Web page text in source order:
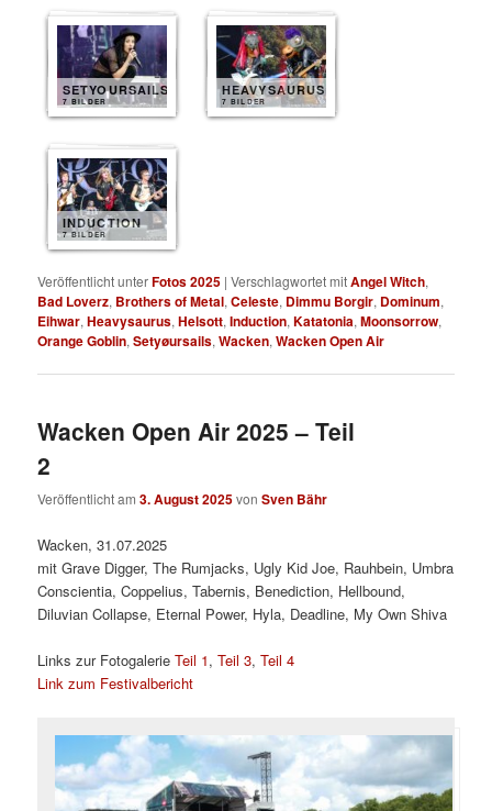
SETYOURSAILS
7 BILDER
HEAVYSAURUS
7 BILDER
INDUCTION
7 BILDER
Veröffentlicht unterFotos 2025 |Verschlagwortet mitAngel Witch,
Bad Loverz, Brothers of Metal,Celeste, Dimmu Borgir, Dominum,
Eihwar,Heavysaurus,Helsott,Induction,Katatonia,Moonsorrow,
Orange Goblin,Setyøursails,Wacken,Wacken Open Air
Wacken Open Air 2025 – Teil
2
Veröffentlicht am3. August 2025vonSven Bähr
Wacken, 31.07.2025
mit Grave Digger, The Rumjacks, Ugly Kid Joe, Rauhbein, Umbra
Conscientia, Coppelius, Tabernis, Benediction, Hellbound,
Diluvian Collapse, Eternal Power, Hyla, Deadline, My Own Shiva
Links zur FotogalerieTeil 1,Teil 3,Teil 4
Link zum Festivalbericht